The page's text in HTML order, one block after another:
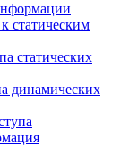
статическим
статических
динамических